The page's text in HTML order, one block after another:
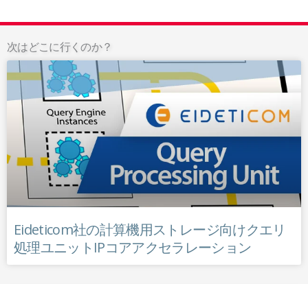
次はどこに行くのか？
Eideticom社の計算機用ストレージ向けクエリ
処理ユニットIPコアアクセラレーション